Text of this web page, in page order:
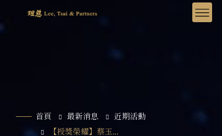
首頁 最新消息
近期活動
【授獎榮耀】蔡玉...